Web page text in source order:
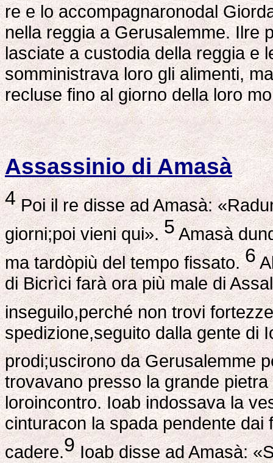
re e lo accompagnaronodal
nella reggia a Gerusalemme. Ilre
lasciate a custodia della reggia e
somministrava loro gli alimenti,
recluse fino al giorno della loro
Assassinio di Amasà
4Poi il re disse ad Amasà:
giorni;poi vieni qui».5Amasà
ma tardòpiù del tempo fissato.6
di Bicrìci farà ora più male di
inseguilo,perché non trovi
spedizione,seguito dalla gente di
prodi;uscirono da Gerusalemme
trovavano presso la grande
loroincontro. Ioab indossava la
cinturacon la spada pendente
cadere.9Ioab disse ad Amasà: